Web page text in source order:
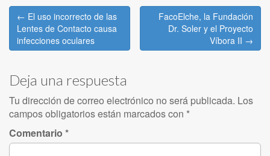
Post
navigation
← El uso incorrecto de las
Lentes de Contacto causa
infecciones oculares
FacoElche, la Fundación
Dr. Soler y el Proyecto
Víbora II →
Deja una respuesta
Tu dirección de correo electrónico no será publicada. Los
campos obligatorios están marcados con *
Comentario *